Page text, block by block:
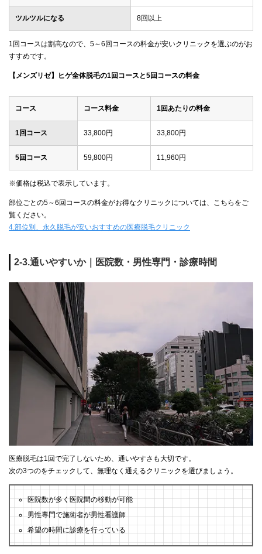
ツルツルになる 8回以上
1回コースは割高なので、5～6回コースの料金が安いクリニックを選ぶのがお
すすめです。
【メンズリゼ】ヒゲ全体脱毛の1回コースと5回コースの料金
コース コース料金 1回あたりの料金
1回コース 33,800円 33,800円
5回コース 59,800円 11,960円
※価格は税込で表示しています。
部位ごとの5～6回コースの料金がお得なクリニックについては、こちらをご
覧ください。
4.部位別、永久脱毛が安いおすすめの医療脱毛クリニック
2-3.通いやすいか｜医院数・男性専門・診療時間
医療脱毛は1回で完了しないため、通いやすさも大切です。
次の3つのをチェックして、無理なく通えるクリニックを選びましょう。
医院数が多く医院間の移動が可能
男性専門で施術者が男性看護師
希望の時間に診療を行っている